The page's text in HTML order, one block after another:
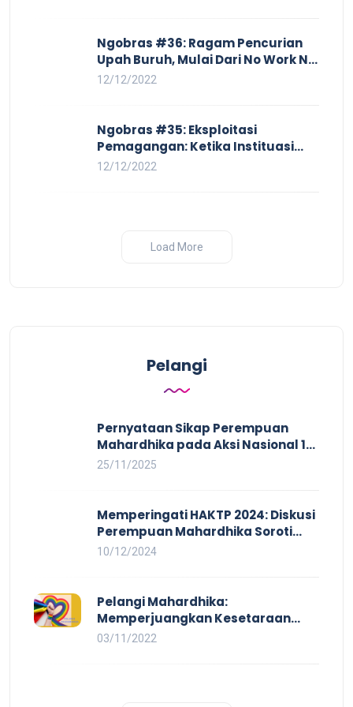
Ngobras #36: Ragam Pencurian
Upah Buruh, Mulai Dari No Work No
Pay Hingga Skorsing
12/12/2022
Ngobras #35: Eksploitasi
Pemagangan: Ketika Instituasi
Pendidikan Tunduk pada Hilir
12/12/2022
Load More
Pelangi
Pernyataan Sikap Perempuan
Mahardhika pada Aksi Nasional 16
HAKTP 2025 Kerja Layak dan Bebas
25/11/2025
Memperingati HAKTP 2024: Diskusi
Perempuan Mahardhika Soroti
Kerja Layak yang Inklusif bagi
10/12/2024
Pelangi Mahardhika:
Memperjuangkan Kesetaraan
untuk Pekerja LBTQ
03/11/2022